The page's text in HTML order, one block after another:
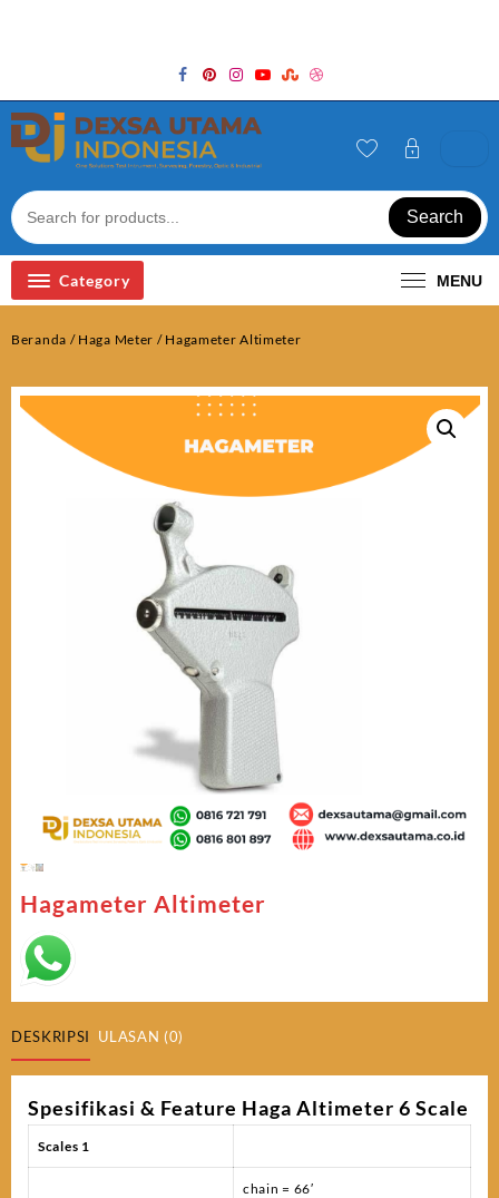
Search
Category MENU
Beranda / Haga Meter / Hagameter Altimeter
Hagameter Altimeter
DESKRIPSI ULASAN (0)
Spesifikasi & Feature Haga Altimeter 6 Scale
Scales 1
chain = 66′